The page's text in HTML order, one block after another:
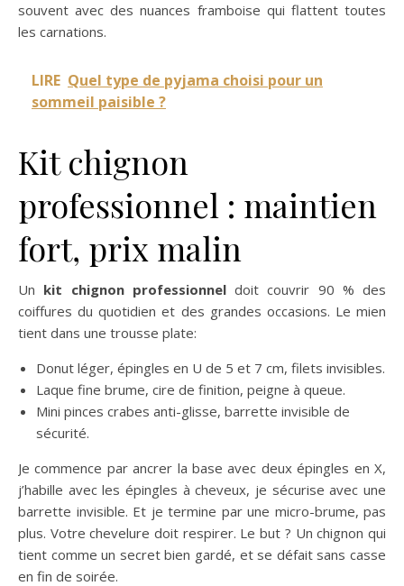
souvent avec des nuances framboise qui flattent toutes
les carnations.
LIRE Quel type de pyjama choisi pour un
sommeil paisible ?
Kit chignon
professionnel : maintien
fort, prix malin
Un kit chignon professionneldoit couvrir 90 % des
coiffures du quotidien et des grandes occasions. Le mien
tient dans une trousse plate:
Donut léger, épingles en U de 5 et 7 cm, filets invisibles.
Laque fine brume, cire de finition, peigne à queue.
Mini pinces crabes anti-glisse, barrette invisible de
sécurité.
Je commence par ancrer la base avec deux épingles en X,
j’habille avec les épingles à cheveux, je sécurise avec une
barrette invisible. Et je termine par une micro-brume, pas
plus. Votre chevelure doit respirer. Le but ? Un chignon qui
tient comme un secret bien gardé, et se défait sans casse
en fin de soirée.